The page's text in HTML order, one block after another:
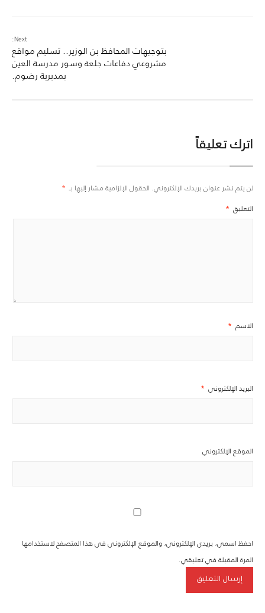
Next:
بتوجيهات المحافظ بن الوزير.. تسليم مواقع
مشروعي دفاعات جلعة وسور مدرسة العين
بمديرية رضوم.
اترك تعليقاً
لن يتم نشر عنوان بريدك الإلكتروني. الحقول الإلزامية مشار إليها بـ *
التعليق *
الاسم *
البريد الإلكتروني *
الموقع الإلكتروني
احفظ اسمي، بريدي الإلكتروني، والموقع الإلكتروني في هذا المتصفح لاستخدامها
المرة المقبلة في تعليقي.